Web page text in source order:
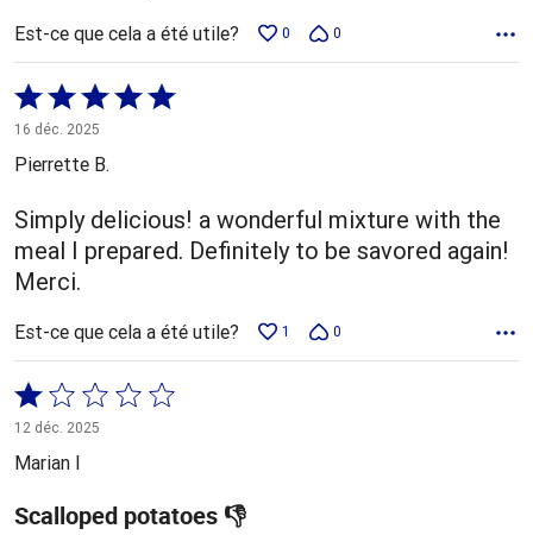
Est-ce que cela a été utile? 0 0
Coté
5 sur
5
16 déc. 2025
Pierrette B.
Simply delicious! a wonderful mixture with the
meal I prepared. Definitely to be savored again!
Merci.
Est-ce que cela a été utile? 1 0
Coté
1 sur
5
12 déc. 2025
Marian I
Scalloped potatoes 👎